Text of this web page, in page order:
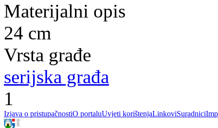
Materijalni opis
24 cm
Vrsta građe
serijska građa
1
Izjava o pristupačnostiO portaluUvjeti korištenjaLinkoviSuradnici